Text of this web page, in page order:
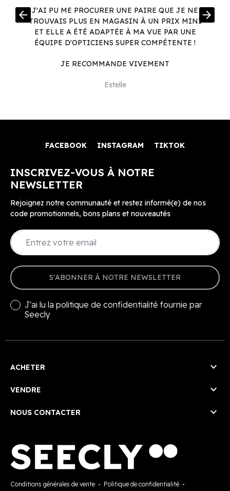
J'AI PU ME PROCURER UNE PAIRE QUE JE NE
TROUVAIS PLUS EN MAGASIN À UN PRIX MINI
ET ELLE A ÉTÉ ADAPTÉE À MA VUE PAR UNE
ÉQUIPE D'OPTICIENS SUPER COMPÉTENTE !
JE RECOMMANDE VIVEMENT
Estelle
arrow_back arrow_forward
FACEBOOK INSTAGRAM TIKTOK
INSCRIVEZ-VOUS À NOTRE
NEWSLETTER
Rejoignez notre communauté et restez informé(e) de nos
code promotionnels, bons plans et nouveautés
S'ABONNER À NOTRE NEWSLETTER
J'ai lu la politique de confidentialité fournie par
Seecly
ACHETER 
VENDRE 
NOUS CONTACTER 
Conditions générales de vente - Politique de confidentialité -